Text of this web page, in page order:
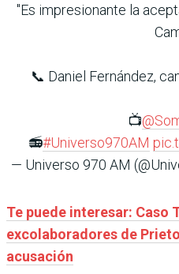
"Es impresionante la
📞 Daniel Fernández,
📺
📻#Universo970AM
— Universo 970 AM
Te puede interesar: Caso
excolaboradores de
acusación